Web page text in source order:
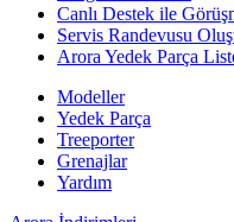
Canlı Destek ile
Servis Randevusu
Arora Yedek Parça
Modeller
Yedek Parça
Treeporter
Grenajlar
Yardım